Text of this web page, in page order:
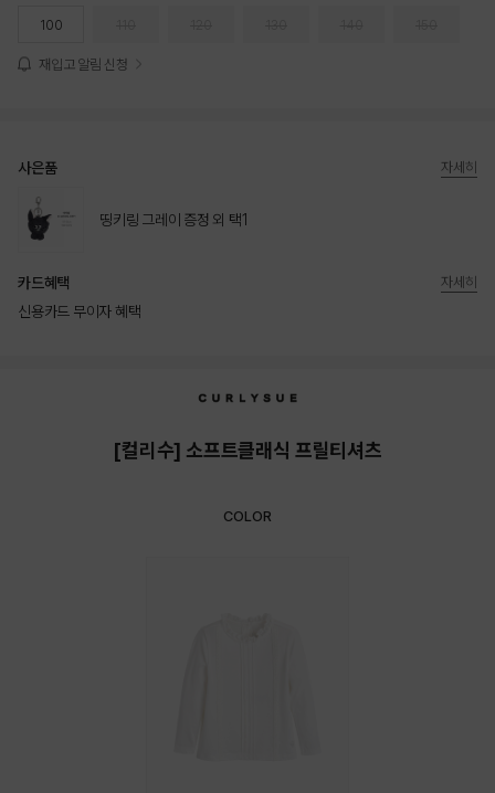
100
재입고 알림 신청
사은품
띵키링 그레이 증정 외 택1
자세히
카드혜택
신용카드 무이자 혜택
자세히
[컬리수] 소프트클래식 프릴티셔츠
COLOR